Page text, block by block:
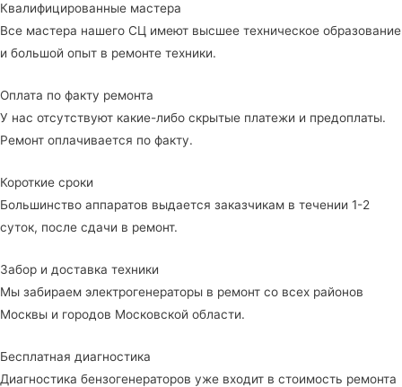
Квалифицированные мастера
Все мастера нашего СЦ имеют высшее техническое образование
и большой опыт в ремонте техники.
Оплата по факту ремонта
У нас отсутствуют какие-либо скрытые платежи и предоплаты.
Ремонт оплачивается по факту.
Короткие сроки
Большинство аппаратов выдается заказчикам в течении 1-2
суток, после сдачи в ремонт.
Забор и доставка техники
Мы забираем электрогенераторы в ремонт со всех районов
Москвы и городов Московской области.
Бесплатная диагностика
Диагностика бензогенераторов уже входит в стоимость ремонта